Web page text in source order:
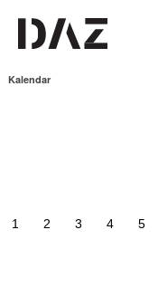
Kalendar
1 2 3 4 5